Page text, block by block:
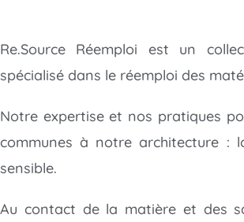
Re.Source Réemploi est un
spécialisé dans le réemploi des
Notre expertise et nos pratiques
communes à notre architecture :
sensible.
Au contact de la matière et des